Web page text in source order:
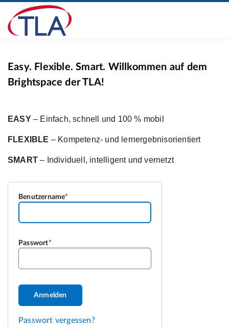
Easy. Flexible. Smart. Willkommen auf dem
Brightspace der TLA!
Benutzername
Passwort
Anmelden
Passwort vergessen?